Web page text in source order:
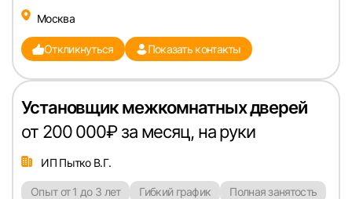
Москва
Откликнуться Показать контакты
Установщик межкомнатных дверей
от 200 000₽ за месяц, на руки
ИП Пытко В.Г.
Опыт от 1 до 3 лет Гибкий график Полная занятость